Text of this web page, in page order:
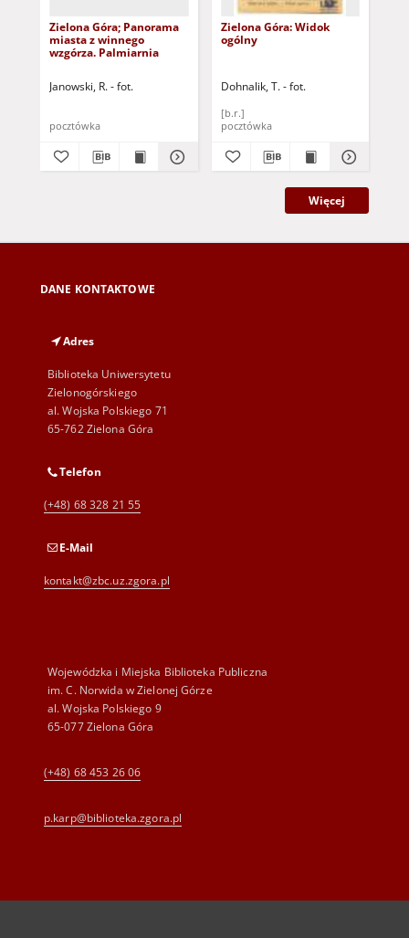
Zielona Góra; Panorama
miasta z winnego
wzgórza. Palmiarnia
Janowski, R. - fot.
pocztówka
Zielona Góra: Widok
ogólny
Dohnalik, T. - fot.
[b.r.]
pocztówka
Więcej
DANE KONTAKTOWE
Adres
Biblioteka Uniwersytetu
Zielonogórskiego
al. Wojska Polskiego 71
65-762 Zielona Góra
Telefon
(+48) 68 328 21 55
E-Mail
kontakt@zbc.uz.zgora.pl
Wojewódzka i Miejska Biblioteka Publiczna
im. C. Norwida w Zielonej Górze
al. Wojska Polskiego 9
65-077 Zielona Góra
(+48) 68 453 26 06
p.karp@biblioteka.zgora.pl